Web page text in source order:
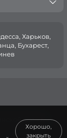
Харьков,
Бухарест,
одежды
Хорошо,
закрыть